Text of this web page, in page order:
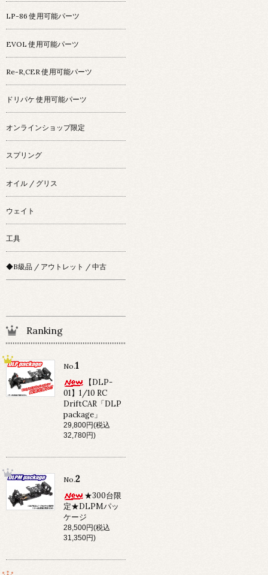
LP-86 使用可能パーツ
EVOL 使用可能パーツ
Re-R,CER 使用可能パーツ
ドリパケ 使用可能パーツ
オンラインショップ限定
スプリング
オイル / グリス
ウェイト
工具
◆B級品 / アウトレット / 中古
Ranking
No.1
【DLP-
01】1/10 RC
DriftCAR「DLP
package」
29,800円(税込
32,780円)
No.2
★300台限
定★DLPMパッ
ケージ
28,500円(税込
31,350円)